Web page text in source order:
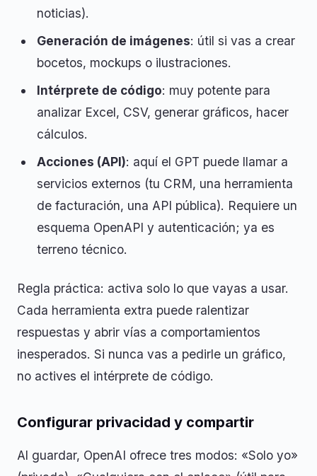
noticias).
Generación de imágenes: útil si vas a crear
bocetos, mockups o ilustraciones.
Intérprete de código: muy potente para
analizar Excel, CSV, generar gráficos, hacer
cálculos.
Acciones (API): aquí el GPT puede llamar a
servicios externos (tu CRM, una herramienta
de facturación, una API pública). Requiere un
esquema OpenAPI y autenticación; ya es
terreno técnico.
Regla práctica: activa solo lo que vayas a usar.
Cada herramienta extra puede ralentizar
respuestas y abrir vías a comportamientos
inesperados. Si nunca vas a pedirle un gráfico,
no actives el intérprete de código.
Configurar privacidad y compartir
Al guardar, OpenAI ofrece tres modos: «Solo yo»